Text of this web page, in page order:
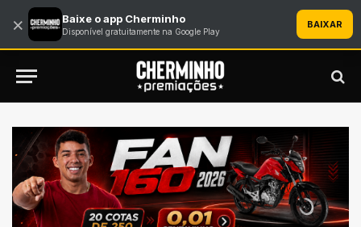
× Baixe o app Cherminho
Disponível gratuitamente na Google Play
BAIXAR